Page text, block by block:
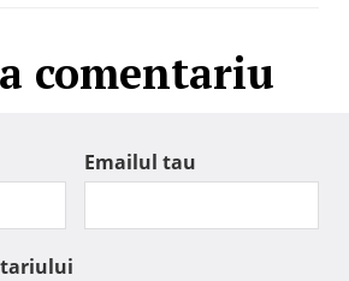
comentariu
Emailul tau